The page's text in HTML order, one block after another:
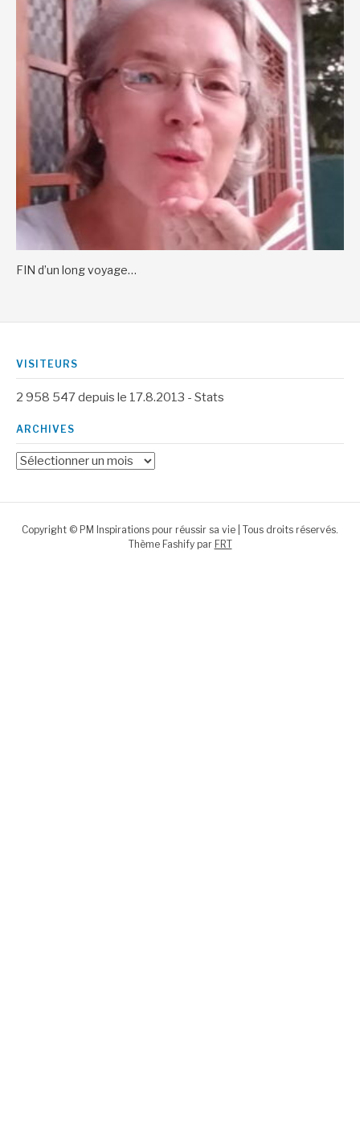
FIN d’un long voyage…
VISITEURS
2 958 547depuis le 17.8.2013 - Stats
ARCHIVES
Archives
Copyright © PM Inspirations pour réussir sa vie | Tous droits réservés.
Thème Fashify par FRT